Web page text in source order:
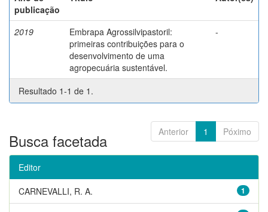
publicação
2019
Embrapa Agrossilvipastoril:
primeiras contribuições para o
desenvolvimento de uma
agropecuária sustentável.
-
Resultado 1-1 de 1.
Anterior 1 Póximo
Busca facetada
Editor
1
CARNEVALLI, R. A.